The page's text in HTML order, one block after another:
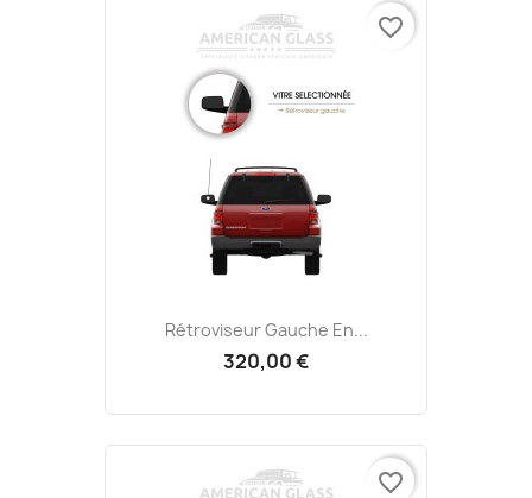
Rétroviseur Gauche En...
320,00 €
favorite_border
favorite_border